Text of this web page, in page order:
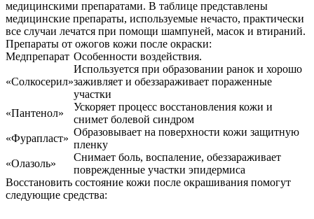
Акции
медицинскими препаратами. В таблице представлены
медицинские препараты, используемые нечасто, практически
все случаи лечатся при помощи шампуней, масок и втираний.
Препараты от ожогов кожи после окраски:
Медпрепарат Особенности воздействия.
«Солкосерил»
Используется при образовании ранок и хорошо
заживляет и обеззараживает пораженные
участки
«Пантенол»
Ускоряет процесс восстановления кожи и
снимет болевой синдром
«Фурапласт»
Образовывает на поверхности кожи защитную
пленку
«Олазоль»
Снимает боль, воспаление, обеззараживает
поврежденные участки эпидермиса
Восстановить состояние кожи после окрашивания помогут
следующие средства: